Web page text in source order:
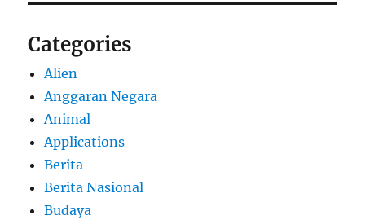
Categories
Alien
Anggaran Negara
Animal
Applications
Berita
Berita Nasional
Budaya